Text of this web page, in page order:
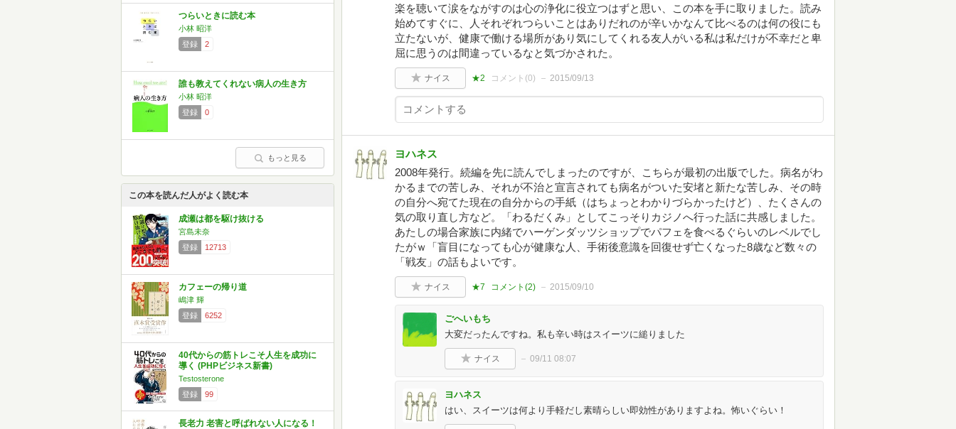
つらいときに読む本
小林 昭洋
登録
2
誰も教えてくれない病人の生き方
小林 昭洋
登録
0
もっと見る
この本を読んだ人がよく読む本
成瀬は都を駆け抜ける
宮島未奈
登録
12713
カフェーの帰り道
嶋津 輝
登録
6252
40代からの筋トレこそ人生を成功に
導く (PHPビジネス新書)
Testosterone
登録
99
長老力 老害と呼ばれない人になる！
楽を聴いて涙をながすのは心の浄化に役立つはずと思い、この本を手に取りました。読み
始めてすぐに、人それぞれつらいことはありだれのが辛いかなんて比べるのは何の役にも
立たないが、健康で働ける場所があり気にしてくれる友人がいる私は私だけが不幸だと卑
屈に思うのは間違っているなと気づかされた。
ナイス ★2 コメント(0) 2015/09/13
ヨハネス
2008年発行。続編を先に読んでしまったのですが、こちらが最初の出版でした。病名がわ
かるまでの苦しみ、それが不治と宣言されても病名がついた安堵と新たな苦しみ、その時
の自分へ宛てた現在の自分からの手紙（はちょっとわかりづらかったけど）、たくさんの
気の取り直し方など。「わるだくみ」としてこっそりカジノへ行った話に共感しました。
あたしの場合家族に内緒でハーゲンダッツショップでパフェを食べるぐらいのレベルでし
たがｗ「盲目になっても心が健康な人、手術後意識を回復せず亡くなった8歳など数々の
「戦友」の話もよいです。
ナイス ★7 コメント(2) 2015/09/10
ごへいもち
大変だったんですね。私も辛い時はスイーツに縋りました
ナイス 09/11 08:07
ヨハネス
はい、スイーツは何より手軽だし素晴らしい即効性がありますよね。怖いぐらい！